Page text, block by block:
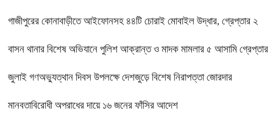
গাজীপুরের কোনাবাড়ীতে আইফোনসহ ৪৪টি চোরাই মোবাইল উদ্ধার, গ্রেপ্তার ২
বাসন থানার বিশেষ অভিযানে পুলিশ আক্রান্ত ও মাদক মামলার ৫ আসামি গ্রেপ্তার
জুলাই গণঅভ্যুত্থান দিবস উপলক্ষে দেশজুড়ে বিশেষ নিরাপত্তা জোরদার
মানবতাবিরোধী অপরাধের দায়ে ১৬ জনের ফাঁসির আদেশ